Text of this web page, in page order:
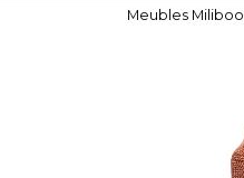
Meubles Miliboo